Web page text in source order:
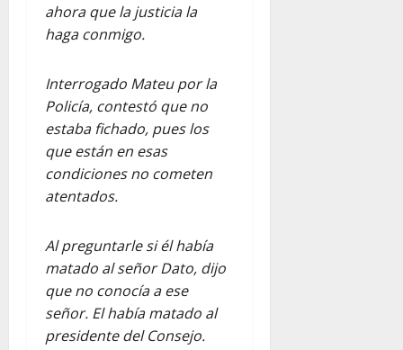
ahora que la justicia la
haga conmigo.
Interrogado Mateu por la
Policía, contestó que no
estaba fichado, pues los
que están en esas
condiciones no cometen
atentados.
Al preguntarle si él había
matado al señor Dato, dijo
que no conocía a ese
señor. El había matado al
presidente del Consejo.